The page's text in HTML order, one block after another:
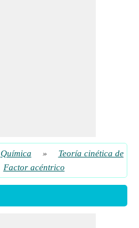
Química »
Teoría cinética de
Factor acéntrico